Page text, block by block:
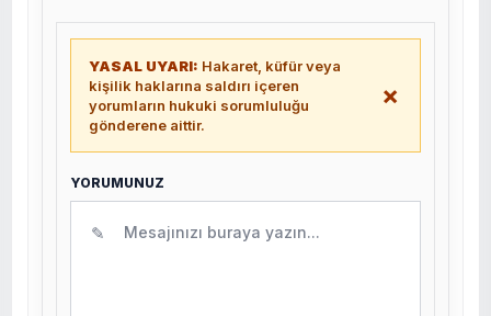
YASAL UYARI: Hakaret, küfür veya
kişilik haklarına saldırı içeren
yorumların hukuki sorumluluğu
gönderene aittir.
×
YORUMUNUZ
✎